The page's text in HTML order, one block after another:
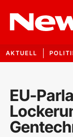
AKTUELL
EU-